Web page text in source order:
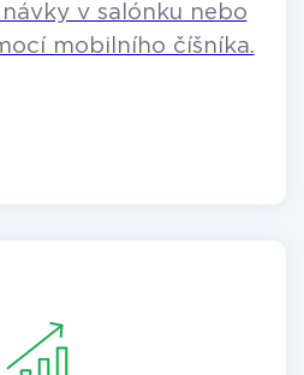
v salónku nebo
mobilního číšníka.